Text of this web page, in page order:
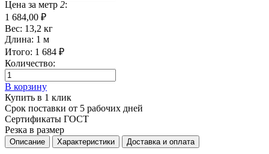
Цена за метр 2:
1 684,00 ₽
Вес: 13,2 кг
Длина: 1 м
Итого: 1 684 ₽
Количество:
В корзину
Купить в 1 клик
Срок поставки от 5 рабочих дней
Сертификаты ГОСТ
Резка в размер
Описание Характеристики Доставка и оплата